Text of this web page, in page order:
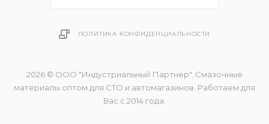
ПОЛИТИКА КОНФИДЕНЦИАЛЬНОСТИ
2026 © ООО "Индустриальный Партнер". Смазочные
материалы оптом для СТО и автомагазинов. Работаем для
Вас с 2014 года.